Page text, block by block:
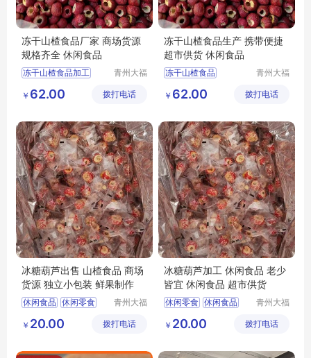
冻干山楂食品厂家 商场货源
规格齐全 休闲食品
冻干山楂食品加工
冻干山楂食品厂家
冻干山楂加工
青州大福
展有限公
￥ 62.00 拨打电话
冻干山楂食品生产 携带便捷
超市供货 休闲食品
冻干山楂食品
冻干山楂制品加工
冻干山楂食品厂家生产
青州大福
展有限公
￥ 62.00 拨打电话
冰糖葫芦出售 山楂食品 商场
货源 独立小包装 鲜果制作
休闲食品 休闲零食
山楂食品 山楂制品
青州大福
展有限公
￥ 20.00 拨打电话
冰糖葫芦加工 休闲食品 老少
皆宜 休闲食品 超市供货
休闲零食 休闲食品
冻干冰糖葫芦供应
青州大福
展有限公
￥ 20.00 拨打电话